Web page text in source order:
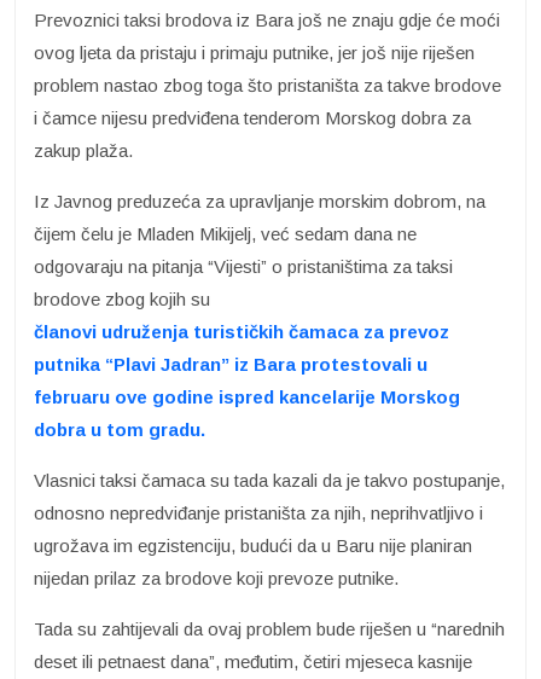
Prevoznici taksi brodova iz Bara još ne znaju gdje će moći
ovog ljeta da pristaju i primaju putnike, jer još nije riješen
problem nastao zbog toga što pristaništa za takve brodove
i čamce nijesu predviđena tenderom Morskog dobra za
zakup plaža.
Iz Javnog preduzeća za upravljanje morskim dobrom, na
čijem čelu je Mladen Mikijelj, već sedam dana ne
odgovaraju na pitanja “Vijesti” o pristaništima za taksi
brodove zbog kojih su
članovi udruženja turističkih čamaca za prevoz
putnika “Plavi Jadran” iz Bara protestovali u
februaru ove godine ispred kancelarije Morskog
dobra u tom gradu.
Vlasnici taksi čamaca su tada kazali da je takvo postupanje,
odnosno nepredviđanje pristaništa za njih, neprihvatljivo i
ugrožava im egzistenciju, budući da u Baru nije planiran
nijedan prilaz za brodove koji prevoze putnike.
Tada su zahtijevali da ovaj problem bude riješen u “narednih
deset ili petnaest dana”, međutim, četiri mjeseca kasnije